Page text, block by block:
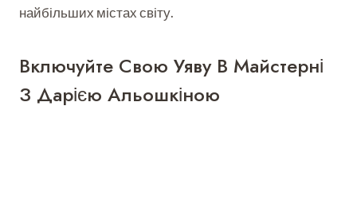
найбільших містах світу.
Включуйте Свою Уяву В Майстерні
З Дарією Альошкіною